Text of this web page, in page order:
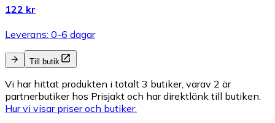
122 kr
Leverans: 0-6 dagar
Till butik
Vi har hittat produkten i totalt 3 butiker, varav 2 är
partnerbutiker hos Prisjakt och har direktlänk till butiken.
Hur vi visar priser och butiker.